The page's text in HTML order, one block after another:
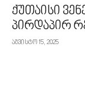
ქუთაისი
პირდაპირ
აგვისტო 15, 2025